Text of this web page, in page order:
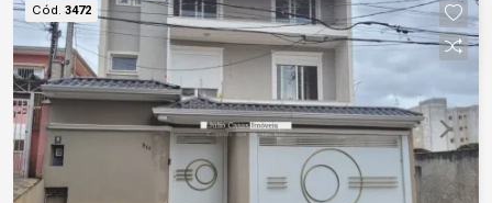
Cód. 3472